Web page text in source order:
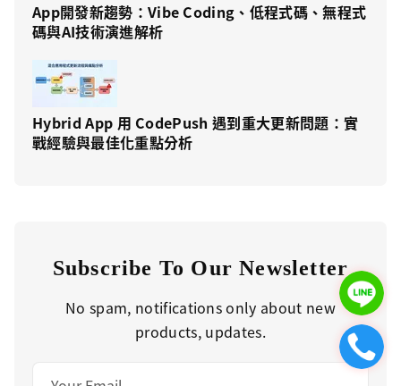
App開發新趨勢：Vibe Coding、低程式碼、無程式
碼與AI技術演進解析
Hybrid App 用 CodePush 遇到重大更新問題：實
戰經驗與最佳化重點分析
Subscribe To Our Newsletter
No spam, notifications only about new
products, updates.